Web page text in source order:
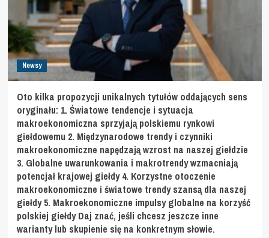
Newsy
Oto kilka propozycji unikalnych tytułów oddających sens
oryginału: 1. Światowe tendencje i sytuacja
makroekonomiczna sprzyjają polskiemu rynkowi
giełdowemu 2. Międzynarodowe trendy i czynniki
makroekonomiczne napędzają wzrost na naszej giełdzie
3. Globalne uwarunkowania i makrotrendy wzmacniają
potencjał krajowej giełdy 4. Korzystne otoczenie
makroekonomiczne i światowe trendy szansą dla naszej
giełdy 5. Makroekonomiczne impulsy globalne na korzyść
polskiej giełdy Daj znać, jeśli chcesz jeszcze inne
warianty lub skupienie się na konkretnym słowie.